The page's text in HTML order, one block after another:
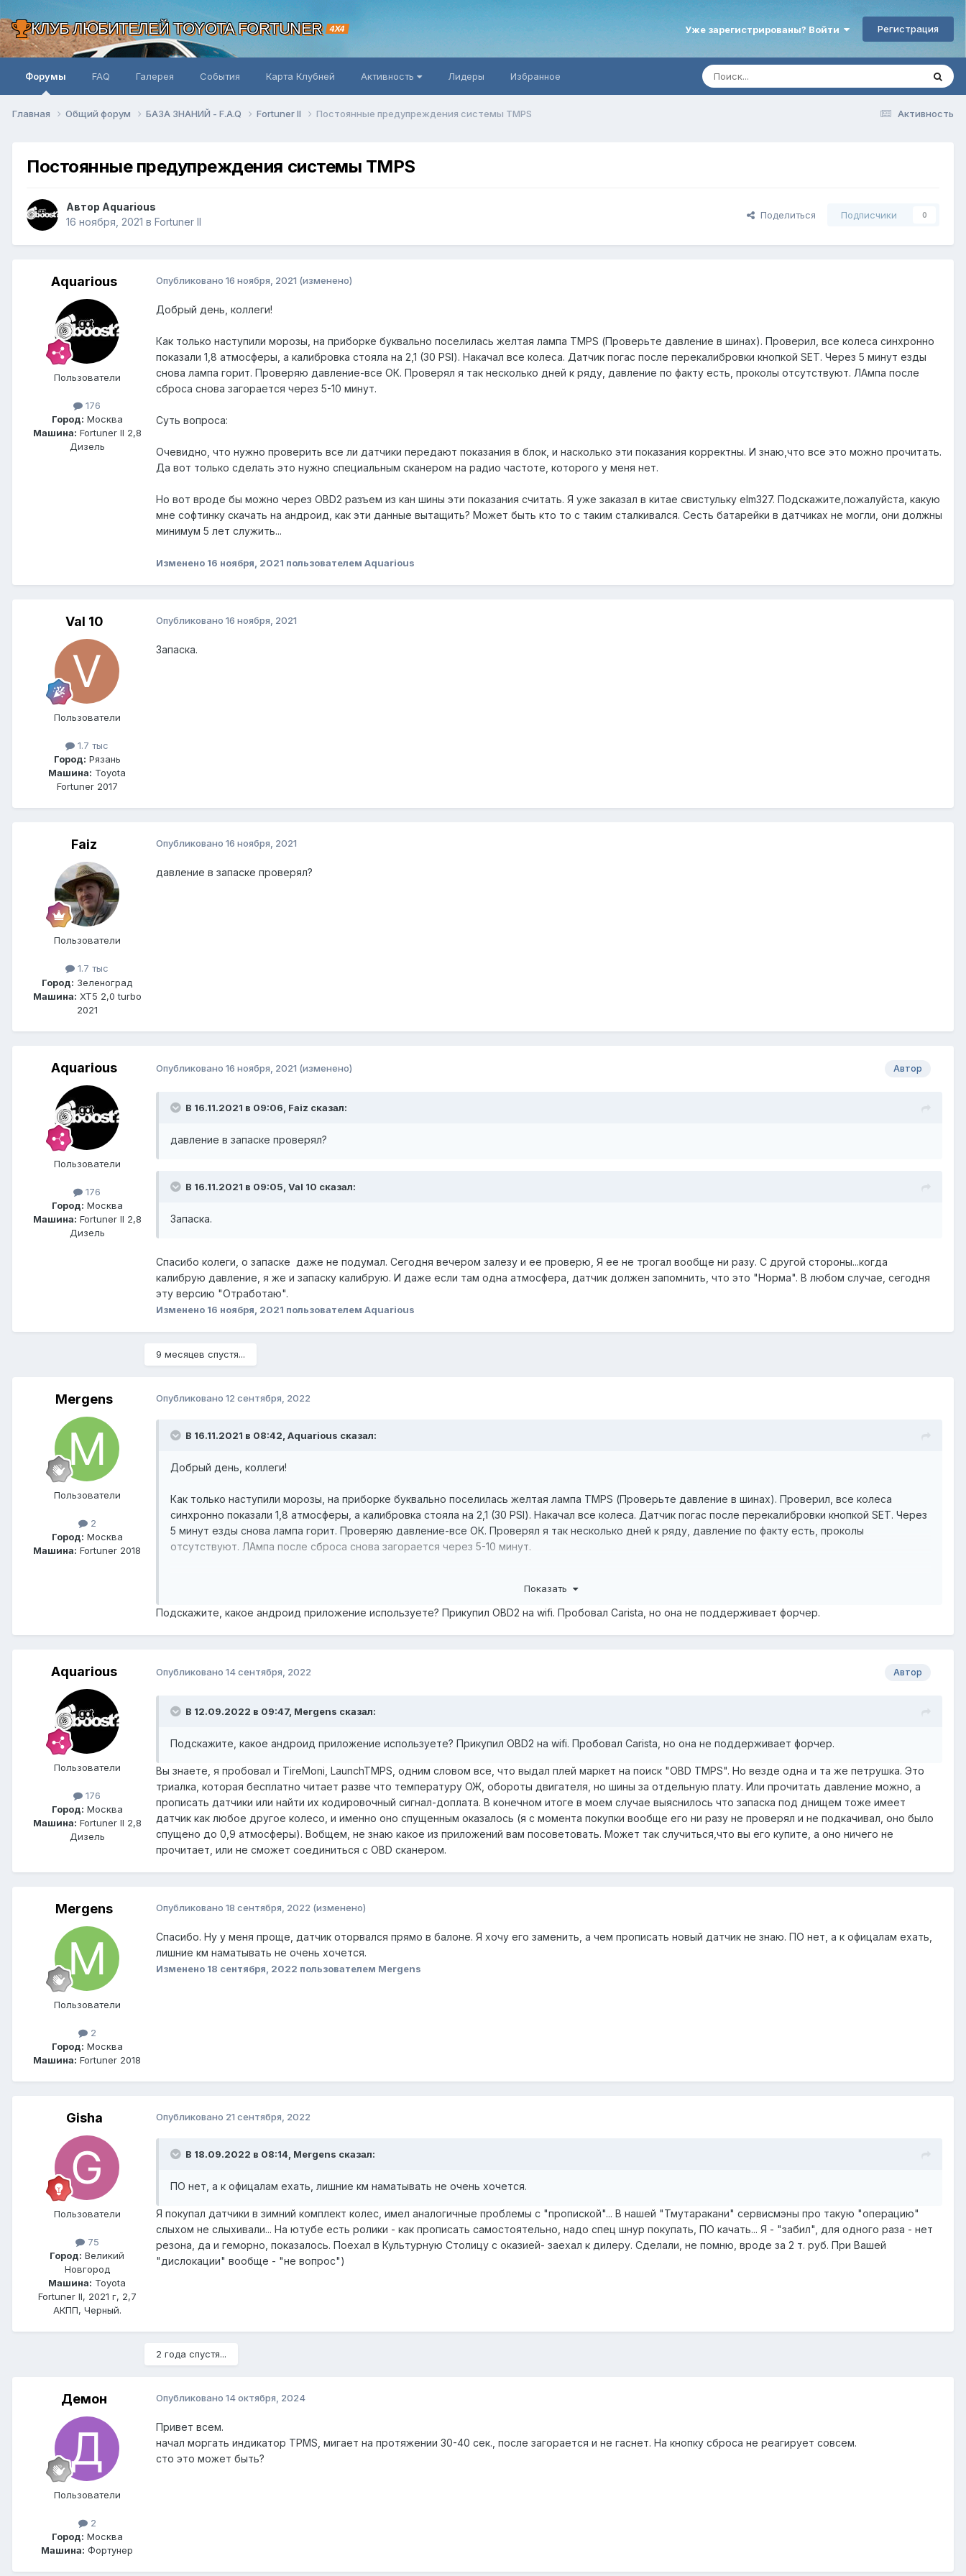
КЛУБ ЛЮБИТЕЛЕЙ TOYOTA FORTUNER 4X4 Уже зарегистрированы? Войти Регистрация
Форумы FAQ Галерея События Карта Клубней Активность Лидеры Избранное
Активность
Главная Общий форум БАЗА ЗНАНИЙ - F.A.Q Fortuner II Постоянные предупреждения системы TMPS
Постоянные предупреждения системы TMPS
Автор Aquarious
16 ноября, 2021 в Fortuner II
Поделиться Подписчики 0
Aquarious
Пользователи
176
Город: Москва
Машина: Fortuner II 2,8
Дизель
Опубликовано 16 ноября, 2021 (изменено)
Добрый день, коллеги!
Как только наступили морозы, на приборке буквально поселилась желтая лампа TMPS (Проверьте давление в шинах). Проверил, все колеса синхронно
показали 1,8 атмосферы, а калибровка стояла на 2,1 (30 PSI). Накачал все колеса. Датчик погас после перекалибровки кнопкой SET. Через 5 минут езды
снова лампа горит. Проверяю давление-все ОК. Проверял я так несколько дней к ряду, давление по факту есть, проколы отсутствуют. ЛАмпа после
сброса снова загорается через 5-10 минут.
Cуть вопроса:
Очевидно, что нужно проверить все ли датчики передают показания в блок, и насколько эти показания корректны. И знаю,что все это можно прочитать.
Да вот только сделать это нужно специальным сканером на радио частоте, которого у меня нет.
Но вот вроде бы можно через OBD2 разъем из кан шины эти показания считать. Я уже заказал в китае свистульку elm327. Подскажите,пожалуйста, какую
мне софтинку скачать на андроид, как эти данные вытащить? Может быть кто то с таким сталкивался. Сесть батарейки в датчиках не могли, они должны
минимум 5 лет служить...
Изменено 16 ноября, 2021 пользователем Aquarious
Val 10
Пользователи
1.7 тыс
Город: Рязань
Машина: Toyota
Fortuner 2017
Опубликовано 16 ноября, 2021
Запаска.
Faiz
Пользователи
1.7 тыс
Город: Зеленоград
Машина: XT5 2,0 turbo
2021
Опубликовано 16 ноября, 2021
давление в запаске проверял?
Aquarious
Пользователи
176
Город: Москва
Машина: Fortuner II 2,8
Дизель
Автор
Опубликовано 16 ноября, 2021 (изменено)
В 16.11.2021 в 09:06, Faiz сказал:
давление в запаске проверял?
В 16.11.2021 в 09:05, Val 10 сказал:
Запаска.
Спасибо колеги, о запаске даже не подумал. Сегодня вечером залезу и ее проверю, Я ее не трогал вообще ни разу. С другой стороны...когда
калибрую давление, я же и запаску калибрую. И даже если там одна атмосфера, датчик должен запомнить, что это "Норма". В любом случае, сегодня
эту версию "Отработаю".
Изменено 16 ноября, 2021 пользователем Aquarious
9 месяцев спустя...
Mergens
Пользователи
2
Город: Москва
Машина: Fortuner 2018
Опубликовано 12 сентября, 2022
В 16.11.2021 в 08:42, Aquarious сказал:
Добрый день, коллеги!
Как только наступили морозы, на приборке буквально поселилась желтая лампа TMPS (Проверьте давление в шинах). Проверил, все колеса
синхронно показали 1,8 атмосферы, а калибровка стояла на 2,1 (30 PSI). Накачал все колеса. Датчик погас после перекалибровки кнопкой SET. Через
5 минут езды снова лампа горит. Проверяю давление-все ОК. Проверял я так несколько дней к ряду, давление по факту есть, проколы
отсутствуют. ЛАмпа после сброса снова загорается через 5-10 минут.
Очевидно, что нужно проверить все ли датчики передают показания в блок, и насколько эти показания корректны. И знаю,что все это можно
какую мне софтинку скачать на андроид, как эти данные вытащить? Может быть кто то с таким сталкивался. Сесть батарейки в датчиках не могли,
Показать
Подскажите, какое андроид приложение используете? Прикупил OBD2 на wifi. Пробовал Carista, но она не поддерживает форчер.
Aquarious
Пользователи
176
Город: Москва
Машина: Fortuner II 2,8
Дизель
Автор
Опубликовано 14 сентября, 2022
В 12.09.2022 в 09:47, Mergens сказал:
Подскажите, какое андроид приложение используете? Прикупил OBD2 на wifi. Пробовал Carista, но она не поддерживает форчер.
Вы знаете, я пробовал и TireMoni, LaunchTMPS, одним словом все, что выдал плей маркет на поиск "OBD TMPS". Но везде одна и та же петрушка. Это
триалка, которая бесплатно читает разве что температуру ОЖ, обороты двигателя, но шины за отдельную плату. Или прочитать давление можно, а
прописать датчики или найти их кодировочный сигнал-доплата. В конечном итоге в моем случае выяснилось что запаска под днищем тоже имеет
датчик как любое другое колесо, и именно оно спущенным оказалось (я с момента покупки вообще его ни разу не проверял и не подкачивал, оно было
спущено до 0,9 атмосферы). Вобщем, не знаю какое из приложений вам посоветовать. Может так случиться,что вы его купите, а оно ничего не
прочитает, или не сможет соединиться с OBD сканером.
Mergens
Пользователи
2
Город: Москва
Машина: Fortuner 2018
Опубликовано 18 сентября, 2022 (изменено)
Спасибо. Ну у меня проще, датчик оторвался прямо в балоне. Я хочу его заменить, а чем прописать новый датчик не знаю. ПО нет, а к офицалам ехать,
лишние км наматывать не очень хочется.
Изменено 18 сентября, 2022 пользователем Mergens
Gisha
Пользователи
75
Город: Великий
Новгород
Машина: Toyota
Fortuner II, 2021 г, 2,7
АКПП, Черный.
Опубликовано 21 сентября, 2022
В 18.09.2022 в 08:14, Mergens сказал:
ПО нет, а к офицалам ехать, лишние км наматывать не очень хочется.
Я покупал датчики в зимний комплект колес, имел аналогичные проблемы с "пропиской"... В нашей "Тмутаракани" сервисмэны про такую "операцию"
слыхом не слыхивали... На ютубе есть ролики - как прописать самостоятельно, надо спец шнур покупать, ПО качать... Я - "забил", для одного раза - нет
резона, да и геморно, показалось. Поехал в Культурную Столицу с оказией- заехал к дилеру. Сделали, не помню, вроде за 2 т. руб. При Вашей
"дислокации" вообще - "не вопрос")
2 года спустя...
Демон
Пользователи
2
Город: Москва
Машина: Фортунер
Опубликовано 14 октября, 2024
Привет всем.
начал моргать индикатор TPMS, мигает на протяжении 30-40 сек., после загорается и не гаснет. На кнопку сброса не реагирует совсем.
сто это может быть?